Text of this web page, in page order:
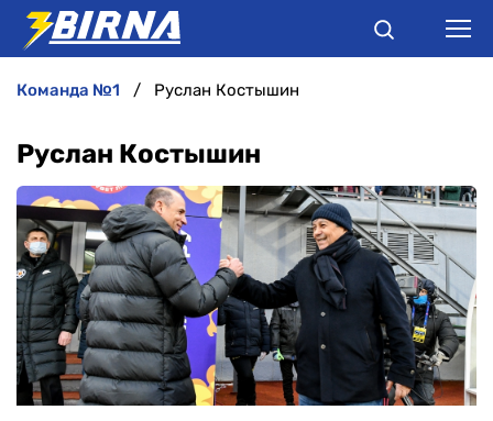
АНАЛІТИКА
ІНТЕРВ'Ю
РІЗНЕ
БУКМЕКЕРИ
команда №1 Руслан Костышин
Руслан Костышин